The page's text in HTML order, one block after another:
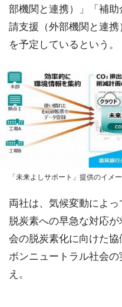
部機関と連携）」「補
請支援（外部機関と連携
を予定しているという。
「未来よしサポート」提供のイメ
両社は、気候変動によっ
脱炭素への早急な対応
会の脱炭素化に向けた
ボンニュートラル社会
え。